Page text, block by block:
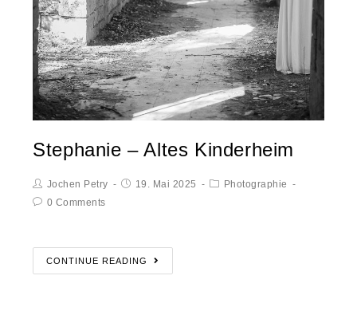
Stephanie – Altes Kinderheim
Jochen Petry 19. Mai 2025
Photographie
0 Comments
CONTINUE READING